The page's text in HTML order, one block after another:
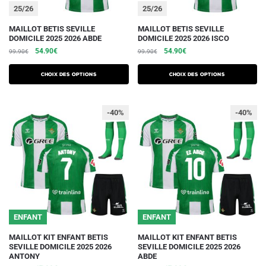
du
du
25/26
MAILLOT BETIS SEVILLE
DOMICILE 2025 2026 ABDE
99.90€
Le
initial
était :
54.90€Le
actuel
est :
Choix des options
Ce
produit
a
plusieurs
variations.
options
peuvent
être
choisies
du
produit
25/26
MAILLOT BETIS SEVILLE
DOMICILE 2025 2026 ISCO
99.90€
Le
initial
était :
54.90€Le
actuel
est :
Choix des options
Ce
produit
a
plusieurs
variations.
options
peuvent
être
choisies
du
produit
ENFANT
-40%
MAILLOT KIT ENFANT BETIS
SEVILLE DOMICILE 2025 2026
ANTONY
Ce
produit
ENFANT
-40%
MAILLOT KIT ENFANT BETIS
SEVILLE DOMICILE 2025 2026
ABDE
Ce
produit